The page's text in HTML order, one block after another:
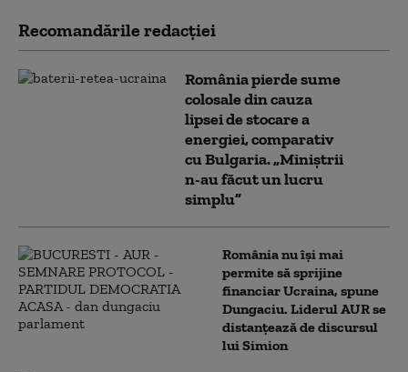
Recomandările redacţiei
România pierde sume
colosale din cauza
lipsei de stocare a
energiei, comparativ
cu Bulgaria. „Miniștrii
n-au făcut un lucru
simplu”
România nu își mai
permite să sprijine
financiar Ucraina, spune
Dungaciu. Liderul AUR se
distanțează de discursul
lui Simion